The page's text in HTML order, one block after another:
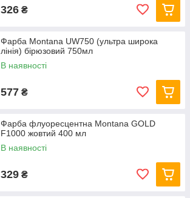
326 ₴
Фарба Montana UW750 (ультра широка
лінія) бірюзовий 750мл
В наявності
577 ₴
Фарба флуоресцентна Montana GOLD
F1000 жовтий 400 мл
В наявності
329 ₴